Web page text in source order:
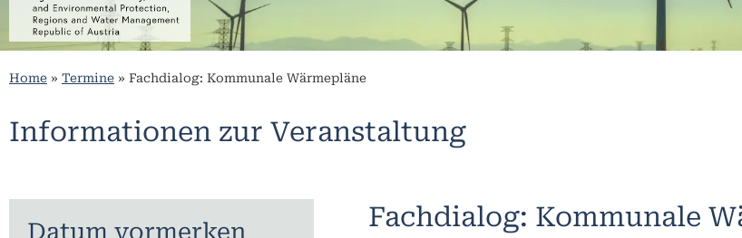
Home » Termine » Fachdialog: Kommunale Wärmepläne
Informationen zur Veranstaltung
Datum vormerken Fachdialog: Kommunale